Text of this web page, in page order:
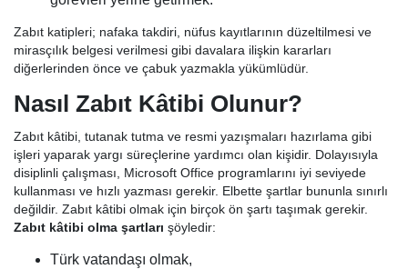
Zabıt katipleri; nafaka takdiri, nüfus kayıtlarının düzeltilmesi ve
mirasçılık belgesi verilmesi gibi davalara ilişkin kararları
diğerlerinden önce ve çabuk yazmakla yükümlüdür.
Nasıl Zabıt Kâtibi Olunur?
Zabıt kâtibi, tutanak tutma ve resmi yazışmaları hazırlama gibi
işleri yaparak yargı süreçlerine yardımcı olan kişidir. Dolayısıyla
disiplinli çalışması, Microsoft Office programlarını iyi seviyede
kullanması ve hızlı yazması gerekir. Elbette şartlar bununla sınırlı
değildir. Zabıt kâtibi olmak için birçok ön şartı taşımak gerekir.
Zabıt kâtibi olma şartları şöyledir:
Türk vatandaşı olmak,